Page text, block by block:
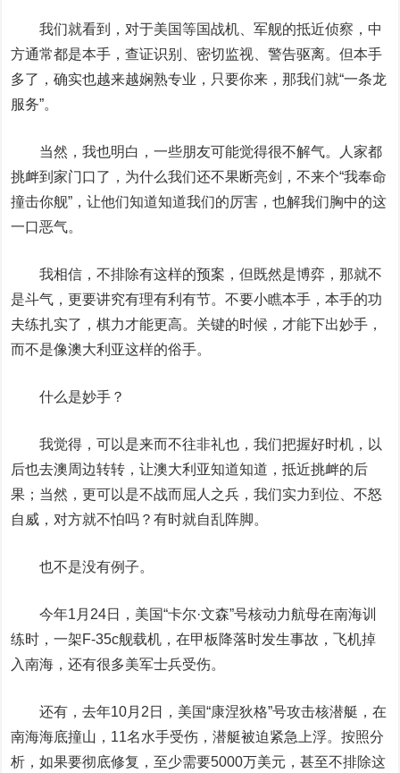
我们就看到，对于美国等国战机、军舰的抵近侦察，中
方通常都是本手，查证识别、密切监视、警告驱离。但本手
多了，确实也越来越娴熟专业，只要你来，那我们就“一条龙
服务”。
当然，我也明白，一些朋友可能觉得很不解气。人家都
挑衅到家门口了，为什么我们还不果断亮剑，不来个“我奉命
撞击你舰”，让他们知道知道我们的厉害，也解我们胸中的这
一口恶气。
我相信，不排除有这样的预案，但既然是博弈，那就不
是斗气，更要讲究有理有利有节。不要小瞧本手，本手的功
夫练扎实了，棋力才能更高。关键的时候，才能下出妙手，
而不是像澳大利亚这样的俗手。
什么是妙手？
我觉得，可以是来而不往非礼也，我们把握好时机，以
后也去澳周边转转，让澳大利亚知道知道，抵近挑衅的后
果；当然，更可以是不战而屈人之兵，我们实力到位、不怒
自威，对方就不怕吗？有时就自乱阵脚。
也不是没有例子。
今年1月24日，美国“卡尔·文森”号核动力航母在南海训
练时，一架F-35c舰载机，在甲板降落时发生事故，飞机掉
入南海，还有很多美军士兵受伤。
还有，去年10月2日，美国“康涅狄格”号攻击核潜艇，在
南海海底撞山，11名水手受伤，潜艇被迫紧急上浮。按照分
析，如果要彻底修复，至少需要5000万美元，甚至不排除这